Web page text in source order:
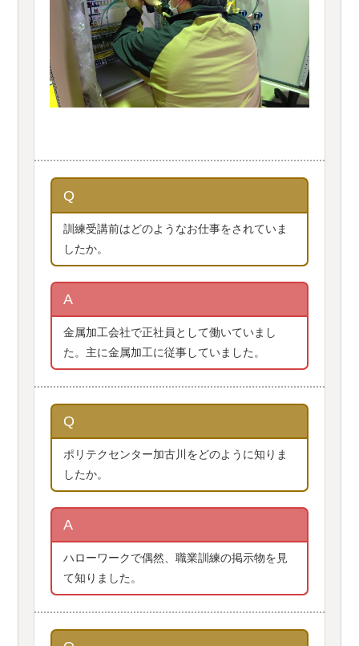
Q
訓練受講前はどのようなお仕事をされていま
したか。
A
金属加工会社で正社員として働いていまし
た。主に金属加工に従事していました。
Q
ポリテクセンター加古川をどのように知りま
したか。
A
ハローワークで偶然、職業訓練の掲示物を見
て知りました。